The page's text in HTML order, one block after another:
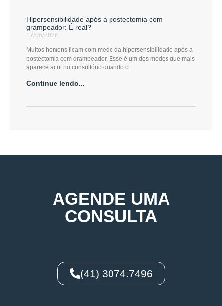
Hipersensibilidade após a postectomia com
grampeador: É real?
17/06/2026
Muitos homens ficam com medo da hipersensibilidade após a
postectomia com grampeador. Esse é um dos medos que mais
aparece aqui no consultório quando o
Continue lendo...
AGENDE UMA
CONSULTA
(41) 3074.7496